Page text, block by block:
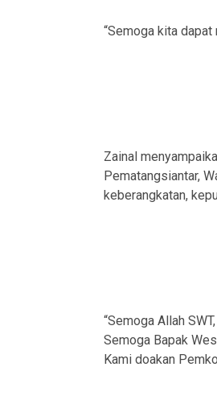
“Semoga kita dapat
Zainal
Pematangsiantar,
keberangkatan,
“Semoga Allah
Semoga Bapak
Kami doakan